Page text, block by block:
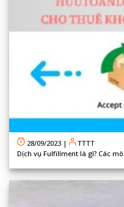
28/09/2023 |
TTTT
Dịch vụ Fulfillment là gì? Các